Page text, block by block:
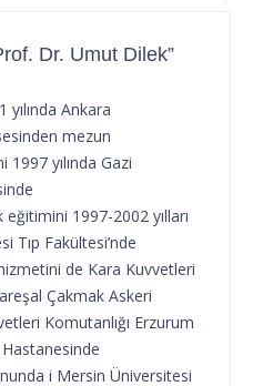
Dr. Umut Dilek”
Ankara
mezun
yılında Gazi
eğitimini 1997-2002 yılları
Tıp Fakültesi’nde
de Kara Kuvvetleri
Çakmak Askeri
Komutanlığı Erzurum
i Mersin Üniversitesi